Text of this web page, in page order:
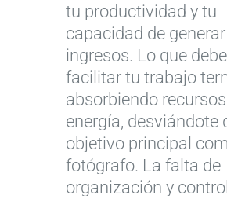
tu productividad y tu
capacidad de generar
ingresos. Lo que
facilitar tu trabajo
absorbiendo
energía, desviándote
objetivo principal
fotógrafo. La falta de
organización y